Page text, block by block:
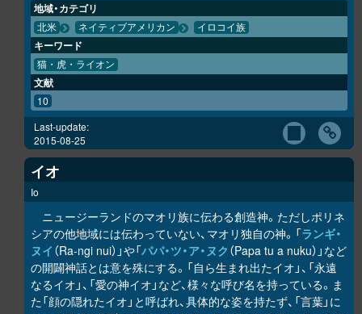
地域・カテゴリ
北米 ネイティブアメリカン イロコイ族
キーワード
猫・虎・ライオン
文献
10
Last-update:
2015-08-25
イオ
Io
ニュージーランドのマオリ族に伝わる創造神。ただしポリネ
シアの他地域には伝わっていない、マオリ独自の神。「ラ ンギ・
ヌイ （Ra-ngi nui）」や「パパ・ツ・ア・ヌク （Papa tu a nuku）」など
の開闢神話とは意を殊にする。「自ら生まれ出たイオ」、「永遠
なるイオ」、「愛の神イオ」など、様々な呼び名を持っている。ま
た「顔の隠れたイオ」と呼ばれ、具体的な姿を持たず、「言葉」に